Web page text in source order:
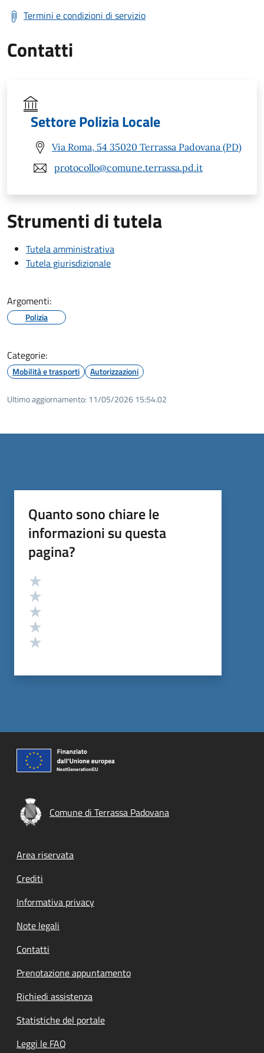
Termini e condizioni di servizio
Contatti
Settore Polizia Locale
Via Roma, 54 35020 Terrassa Padovana (PD)
protocollo@comune.terrassa.pd.it
Strumenti di tutela
Tutela amministrativa
Tutela giurisdizionale
Argomenti:
Polizia
Categorie:
Mobilità e trasporti Autorizzazioni
Ultimo aggiornamento: 11/05/2026 15:54.02
Quanto sono chiare le
informazioni su questa
pagina?
Valutazione
Comune di Terrassa Padovana
Footer menu
Area riservata
Crediti
Informativa privacy
Note legali
Contatti
Prenotazione appuntamento
Richiedi assistenza
Statistiche del portale
Leggi le FAQ